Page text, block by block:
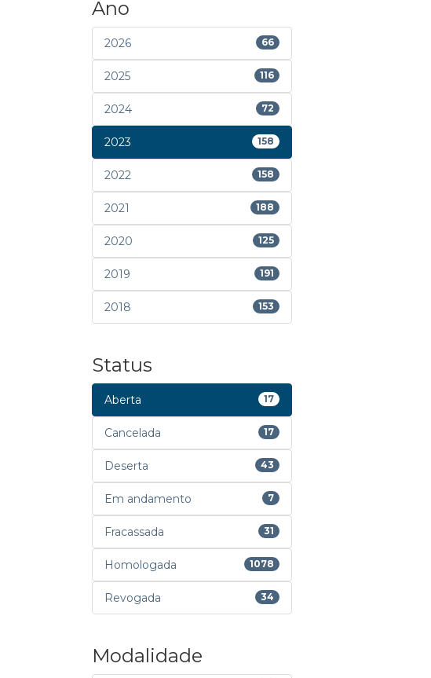
Ano
2026 66
2025 116
2024 72
2023 158
2022 158
2021 188
2020 125
2019 191
2018 153
Status
Aberta 17
Cancelada 17
Deserta 43
Em andamento 7
Fracassada 31
Homologada 1078
Revogada 34
Modalidade